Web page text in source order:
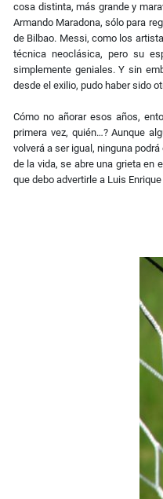
cosa distinta, más grande y
Armando Maradona, sólo para
de Bilbao. Messi, como los
técnica neoclásica, pero su
simplemente geniales. Y sin
desde el exilio, pudo haber sido
Cómo no añorar esos años,
primera vez, quién…? Aunque
volverá a ser igual, ninguna
de la vida, se abre una grieta en
que debo advertirle a Luis